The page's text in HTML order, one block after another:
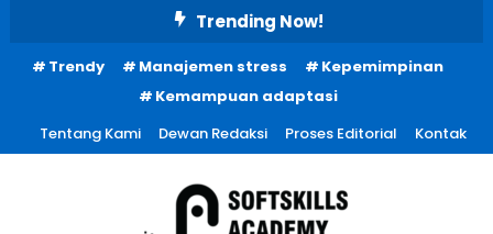
Content
Trending Now!
Trendy Manajemen stress
Kepemimpinan
Kemampuan adaptasi
Tentang Kami
Dewan Redaksi Proses Editorial Kontak